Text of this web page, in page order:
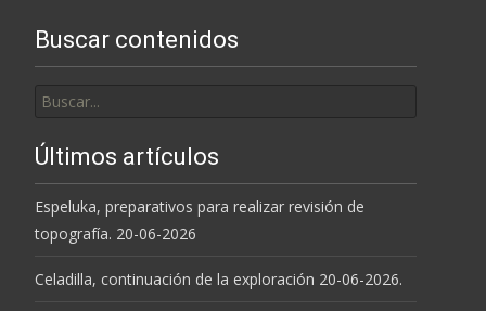
entradas
Buscar contenidos
por:
Últimos artículos
Espeluka, preparativos para realizar revisión de
topografía. 20-06-2026
Celadilla, continuación de la exploración 20-06-2026.